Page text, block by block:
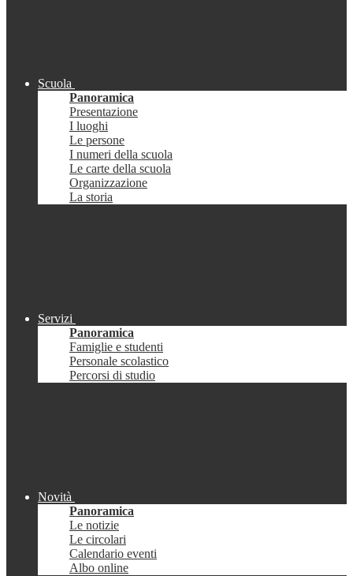
Scuola
Panoramica
Presentazione
I luoghi
Le persone
I numeri della scuola
Le carte della scuola
Organizzazione
La storia
Servizi
Panoramica
Famiglie e studenti
Personale scolastico
Percorsi di studio
Novità
Panoramica
Le notizie
Le circolari
Calendario eventi
Albo online